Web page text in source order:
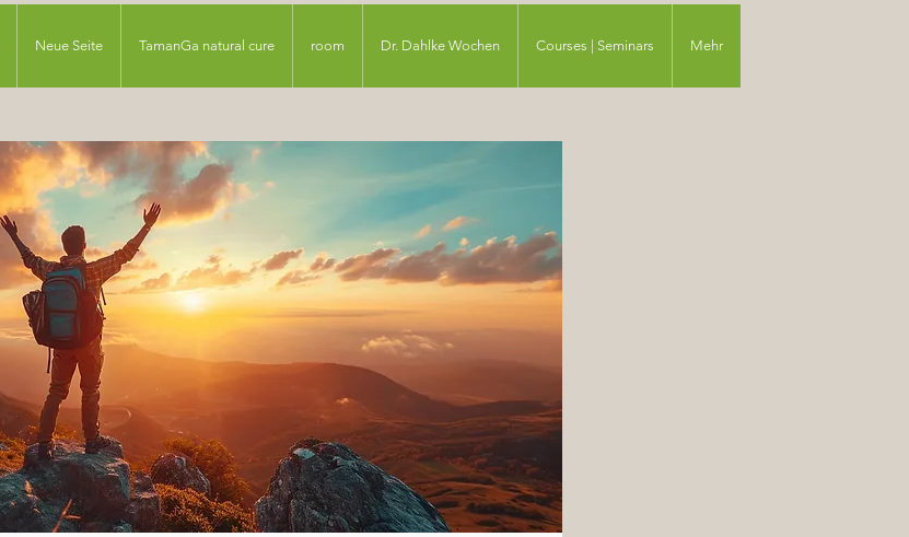
Neue Seite TamanGa natural cure room Dr. Dahlke Wochen Courses | Seminars Mehr